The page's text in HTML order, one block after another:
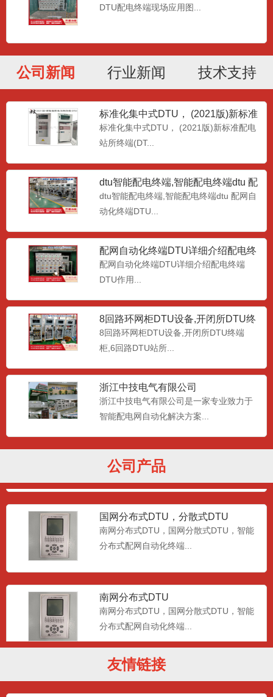
DTU配电终端现场应用图...
公司新闻 行业新闻 技术支持
标准化集中式DTU， (2021版)新标准
配电站所终端(D
标准化集中式DTU， (2021版)新标准配电
站所终端(DT...
dtu智能配电终端,智能配电终端dtu 配
网自动化终端DT
dtu智能配电终端,智能配电终端dtu 配网自
动化终端DTU...
配网自动化终端DTU详细介绍配电终
端DTU作用
配网自动化终端DTU详细介绍配电终端
DTU作用...
8回路环网柜DTU设备,开闭所DTU终
端柜,6回路DTU站
8回路环网柜DTU设备,开闭所DTU终端
柜,6回路DTU站所...
浙江中技电气有限公司
浙江中技电气有限公司是一家专业致力于
智能配电网自动化解决方案...
公司产品
标准化集中式DTU (2021版)新标准配
站所终端(DT...
DTU综合单元...
国网分布式DTU，分散式DTU
南网分布式DTU，国网分散式DTU，智能
分布式配网自动化终端...
南网分布式DTU
南网分布式DTU，国网分散式DTU，智能
分布式配网自动化终端...
dtu智能配电终端,智能配电终端dtu 配
友情链接